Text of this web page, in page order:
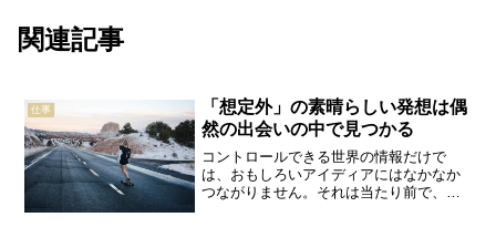
関連記事
仕事
「想定外」の素晴らしい発想は偶
然の出会いの中で見つかる
コントロールできる世界の情報だけで
は、おもしろいアイディアにはなかなか
つながりません。それは当たり前で、調